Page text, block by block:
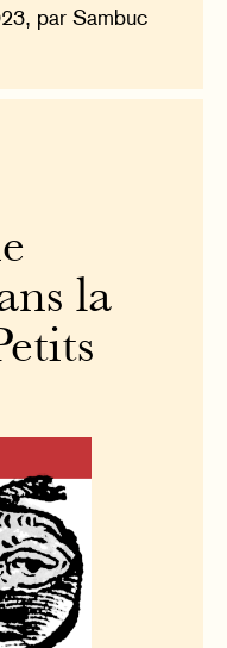
par Sambuc
la